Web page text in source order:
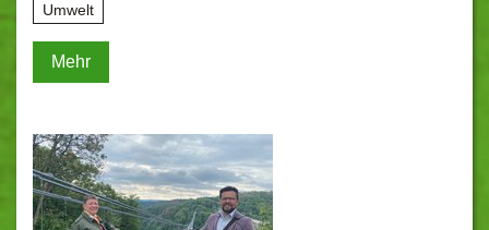
Umwelt
Mehr